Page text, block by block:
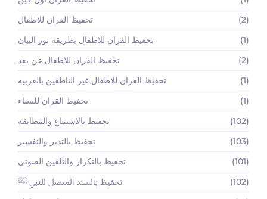
تحفيظ القران للاطفال
(2)
تحفيظ القران للاطفال بطريقه نور البيان
(1)
تحفيظ القران للاطفال عن بعد
(2)
تحفيظ القران للاطفال غير الناطقين بالعربيه
(1)
تحفيظ القران للنساء
(1)
تحفيظ بالاستماع والمطابقة
(102)
تحفيظ بالتدبر والتفسير
(103)
تحفيظ بالتكرار والتلقين الصوتي
(101)
تحفيظ بالسند المتصل للنبي ﷺ
(102)